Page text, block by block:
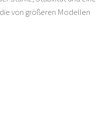
von größeren Modellen